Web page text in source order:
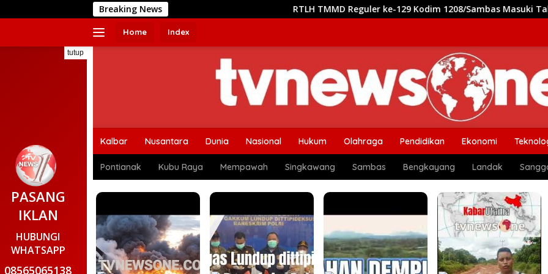
ke
Breaking News RTLH TMMD Reguler ke-129 Kodim 1208/Sambas Masuki Tahap
Home Index
tutup
PASANG
IKLAN
HUBUNGI
WHATSAPP
08565065138
Kalbar Nusantara Dunia Nasional Hukum Olahraga Pendidikan Ekonomi
Pontianak Kubu Raya Mempawah Singkawang Sambas Bengkayang Landak